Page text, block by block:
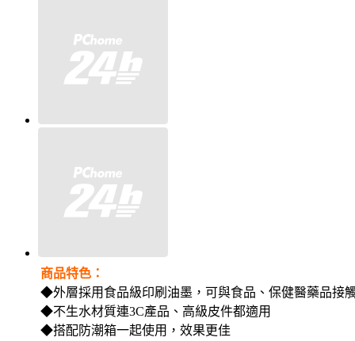
商品特色：
◆外層採用食品級印刷油墨，可與食品、保健醫藥品接
◆不生水材質連3C產品、高級皮件都適用
◆搭配防潮箱一起使用，效果更佳